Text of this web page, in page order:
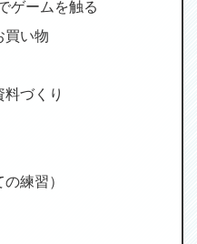
ゲームを触る
買い物
づくり
練習）